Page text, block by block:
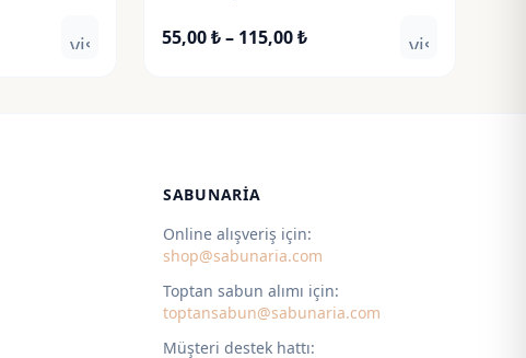
visibility 55,00₺– 115,00₺Fiyat
visibility
SABUNARIA
Online alışveriş için:
shop@sabunaria.com
Toptan sabun alımı için:
toptansabun@sabunaria.com
Müşteri destek hattı: